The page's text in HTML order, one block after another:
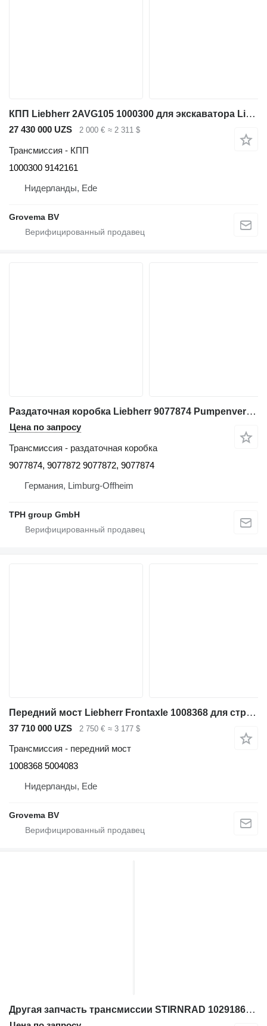
КПП Liebherr 2AVG105 1000300 для экскаватора Liebherr A902
27 430 000 UZS 2 000 € ≈ 2 311 $
Трансмиссия - КПП
1000300 9142161
Нидерланды, Ede
Grovema BV
Раздаточная коробка Liebherr 9077874 Pumpenverteilergetriebe MKA350, PVG 351, 9077872, Liebhe 9077874, 9077872 для строительной техники Liebherr
Цена по запросу
Трансмиссия - раздаточная коробка
9077874, 9077872 9077872, 9077874
Германия, Limburg-Offheim
TPH group GmbH
Передний мост Liebherr Frontaxle 1008368 для строительной техники
37 710 000 UZS 2 750 € ≈ 3 177 $
Трансмиссия - передний мост
1008368 5004083
Нидерланды, Ede
Grovema BV
Другая запчасть трансмиссии STIRNRAD 10291868 для экскаватора Liebherr